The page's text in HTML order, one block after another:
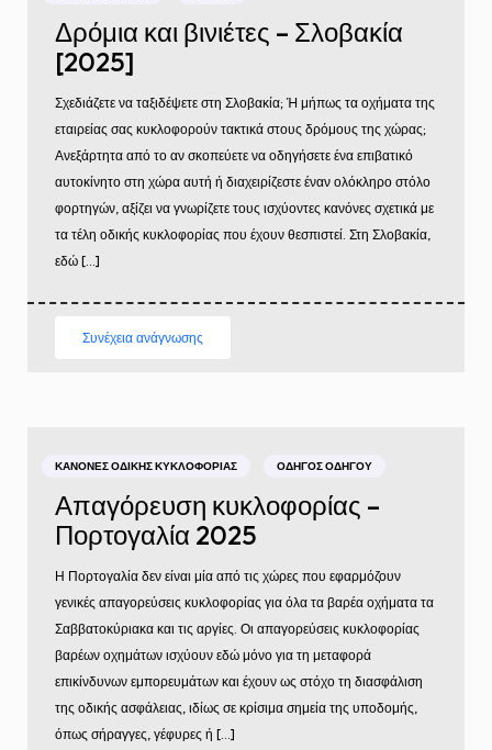
Δρόμια και βινιέτες – Σλοβακία
[2025]
Σχεδιάζετε να ταξιδέψετε στη Σλοβακία; Ή μήπως τα οχήματα της
εταιρείας σας κυκλοφορούν τακτικά στους δρόμους της χώρας;
Ανεξάρτητα από το αν σκοπεύετε να οδηγήσετε ένα επιβατικό
αυτοκίνητο στη χώρα αυτή ή διαχειρίζεστε έναν ολόκληρο στόλο
φορτηγών, αξίζει να γνωρίζετε τους ισχύοντες κανόνες σχετικά με
τα τέλη οδικής κυκλοφορίας που έχουν θεσπιστεί. Στη Σλοβακία,
εδώ […]
Συνέχεια ανάγνωσης
ΚΑΝΌΝΕΣ ΟΔΙΚΉΣ ΚΥΚΛΟΦΟΡΊΑΣ ΟΔΗΓΌΣ ΟΔΗΓΟΎ
Απαγόρευση κυκλοφορίας –
Πορτογαλία 2025
Η Πορτογαλία δεν είναι μία από τις χώρες που εφαρμόζουν
γενικές απαγορεύσεις κυκλοφορίας για όλα τα βαρέα οχήματα τα
Σαββατοκύριακα και τις αργίες. Οι απαγορεύσεις κυκλοφορίας
βαρέων οχημάτων ισχύουν εδώ μόνο για τη μεταφορά
επικίνδυνων εμπορευμάτων και έχουν ως στόχο τη διασφάλιση
της οδικής ασφάλειας, ιδίως σε κρίσιμα σημεία της υποδομής,
όπως σήραγγες, γέφυρες ή […]